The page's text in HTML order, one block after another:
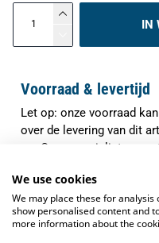
IN
Voorraad & levertijd
Let op: onze voorraad
over de levering van dit
op. Onze specialisten
voorraad en verwachte
u aan toe bent.
✓ Indien op
verzonden
We use cookies
We may place these for
show personalised content and
more information about the